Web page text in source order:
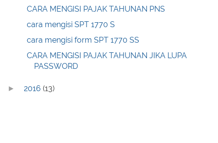
CARA MENGISI PAJAK TAHUNAN PNS
cara mengisi SPT 1770 S
cara mengisi form SPT 1770 SS
CARA MENGISI PAJAK TAHUNAN JIKA LUPA
PASSWORD
► 2016 (13)